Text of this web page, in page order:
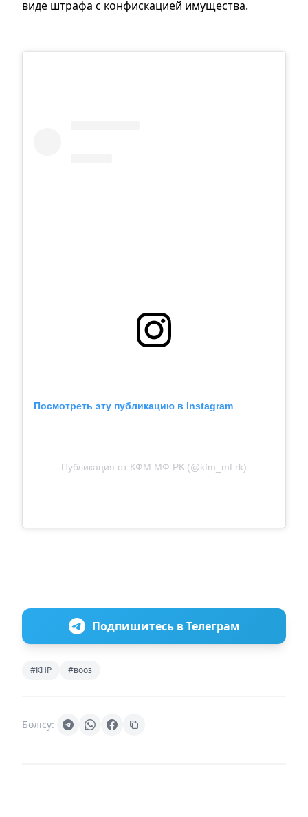
виде штрафа с конфискацией имущества.
Посмотреть эту публикацию в Instagram
Публикация от КФМ МФ РК (@kfm_mf.rk)
Подпишитесь в Телеграм
#КНР #вооз
Бөлісу: